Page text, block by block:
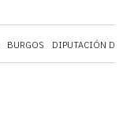
BURGOS DIPUTACIÓN DE